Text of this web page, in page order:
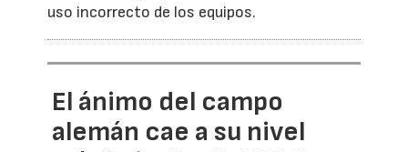
uso incorrecto de los equipos.
El ánimo del campo
alemán cae a su nivel